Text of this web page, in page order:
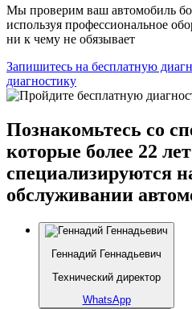
Мы проверим ваш автомобиль
используя профессиональное
ни к чему не обязывает
Запишитесь на бесплатную
диагностику
Познакомьтесь со
которые более 22 лет
специализируются
обслуживании
Геннадий Геннадьевич
Технический директор
WhatsApp